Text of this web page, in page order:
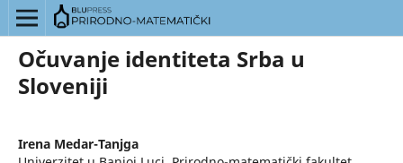
Očuvanje identiteta Srba u
Sloveniji
Irena Medar-Tanjga